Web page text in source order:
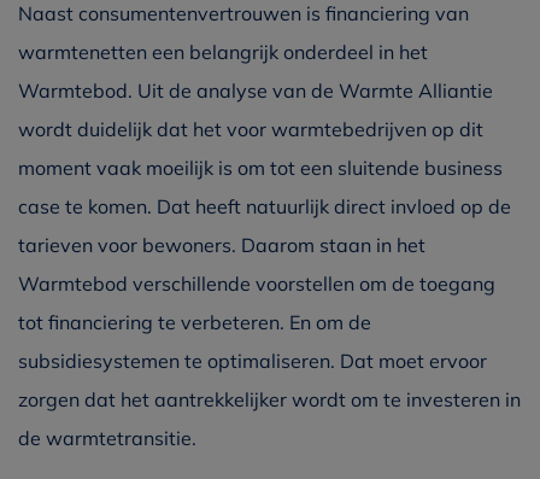
Naast consumentenvertrouwen is financiering van
warmtenetten een belangrijk onderdeel in het
Warmtebod. Uit de analyse van de Warmte Alliantie
wordt duidelijk dat het voor warmtebedrijven op dit
moment vaak moeilijk is om tot een sluitende business
case te komen. Dat heeft natuurlijk direct invloed op de
tarieven voor bewoners. Daarom staan in het
Warmtebod verschillende voorstellen om de toegang
tot financiering te verbeteren. En om de
subsidiesystemen te optimaliseren. Dat moet ervoor
zorgen dat het aantrekkelijker wordt om te investeren in
de warmtetransitie.